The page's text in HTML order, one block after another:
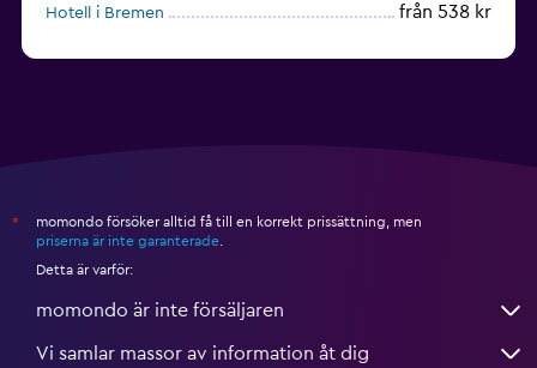
Hotell i Bremen från 538 kr
*
momondo försöker alltid få till en korrekt prissättning, men
priserna är inte garanterade
Detta är varför:
momondo är inte försäljaren
Vi samlar massor av information åt dig